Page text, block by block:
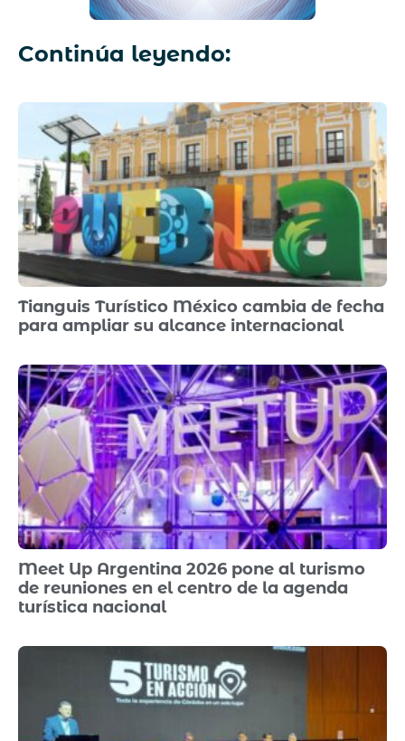
Continúa leyendo:
Tianguis Turístico México cambia de fecha
para ampliar su alcance internacional
Meet Up Argentina 2026 pone al turismo
de reuniones en el centro de la agenda
turística nacional